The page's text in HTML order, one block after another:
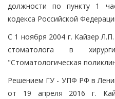
должности по пункту 1
кодекса Российской
С 1 ноября 2004 г. Кайзер
стоматолога в
"Стоматологическая
Решением ГУ - УПФ РФ в
от 19 апреля 2016 г.